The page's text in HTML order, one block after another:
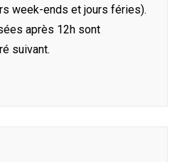
week-ends et jours féries).
après 12h sont
suivant.